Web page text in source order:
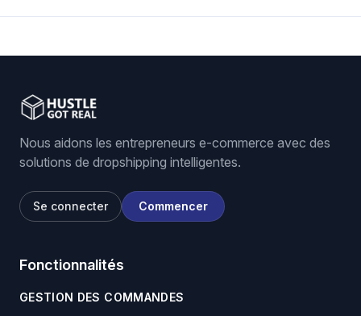
Nous aidons les entrepreneurs e-commerce avec des
solutions de dropshipping intelligentes.
Se connecter Commencer
Fonctionnalités
GESTION DES COMMANDES